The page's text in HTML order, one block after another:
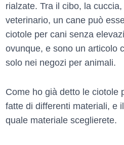
rialzate. Tra il cibo, la
veterinario, un cane può
ciotole per cani senza
ovunque, e sono un articolo
solo nei negozi per animali.
Come ho già detto le ciotole
fatte di differenti materiali, e
quale materiale sceglierete.